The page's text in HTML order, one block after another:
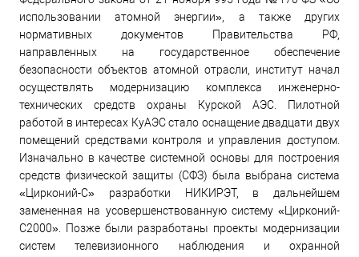
использовании атомной энергии», а также других
нормативных документов Правительства РФ,
направленных на государственное обеспечение
безопасности объектов атомной отрасли, институт начал
осуществлять модернизацию комплекса инженерно-
технических средств охраны Курской АЭС. Пилотной
работой в интересах КуАЭС стало оснащение двадцати двух
помещений средствами контроля и управления доступом.
Изначально в качестве системной основы для построения
средств физической защиты (СФЗ) была выбрана система
«Цирконий-С» разработки НИКИРЭТ, в дальнейшем
замененная на усовершенствованную систему «Цирконий-
С2000». Позже были разработаны проекты модернизации
систем телевизионного наблюдения и охранной